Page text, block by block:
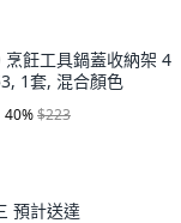
飪工具鍋蓋收納架 4
1套, 混合顏色
40%$223
預計送達